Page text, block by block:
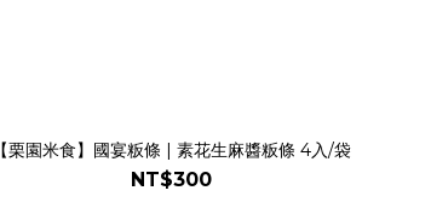
【栗園米食】國宴粄條 | 素花生麻醬粄條 4入/袋
NT$300